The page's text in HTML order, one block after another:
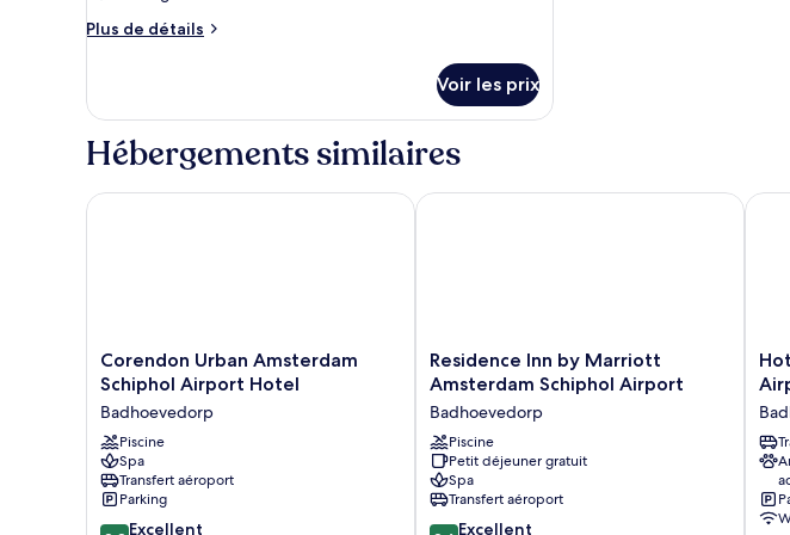
Chambre
très
grand
lit
Plus de détails
Plus
le
type
de
Chambre
Voir les prix
Hébergements similaires
Corendon
Urban
Amsterdam
Schiphol
Airport
Hotel
Badhoevedorp
Corendon Urban Amsterdam
Schiphol Airport Hotel
Badhoevedorp
Piscine
Spa
Transfert aéroport
Parking
8.8 Excellent
Corendon Urban Amsterdam Schiphol Airport Hotel
Residence
Inn
Marriott
Amsterdam
Schiphol
Airport
Badhoevedorp
Residence Inn by Marriott
Amsterdam Schiphol Airport
Badhoevedorp
Piscine
Petit déjeuner gratuit
Spa
Transfert aéroport
8.6 Excellent
Residence Inn by Marriott Amsterdam
ibis